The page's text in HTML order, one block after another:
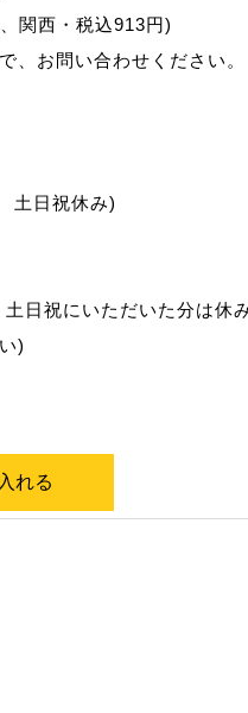
関西・税込913円)
、お問い合わせください。
日祝休み)
日祝にいただいた分は休
)
れる